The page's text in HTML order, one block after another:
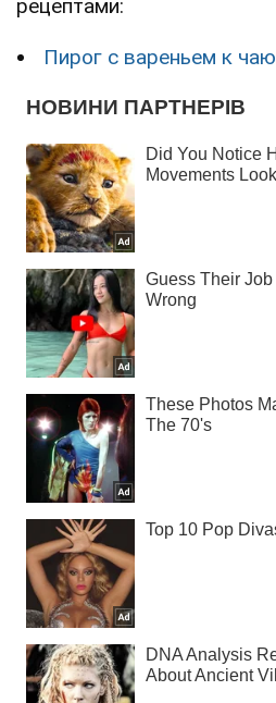
рецептами:
Пирог с вареньем к чаю